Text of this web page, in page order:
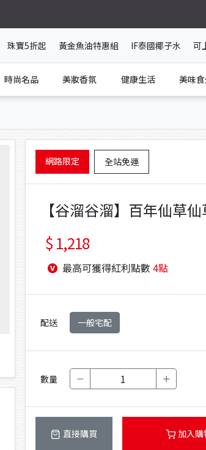
珠寶5折起 黃金魚油特惠組 IF泰國椰子水 可
時尚名品 美妝香氛 健康生活 美味
網路限定 全站免運
【谷溜谷溜】百年仙草
1,218
最高可獲得紅利點數 4點
配送 一般宅配
數量
直接購買 加入購